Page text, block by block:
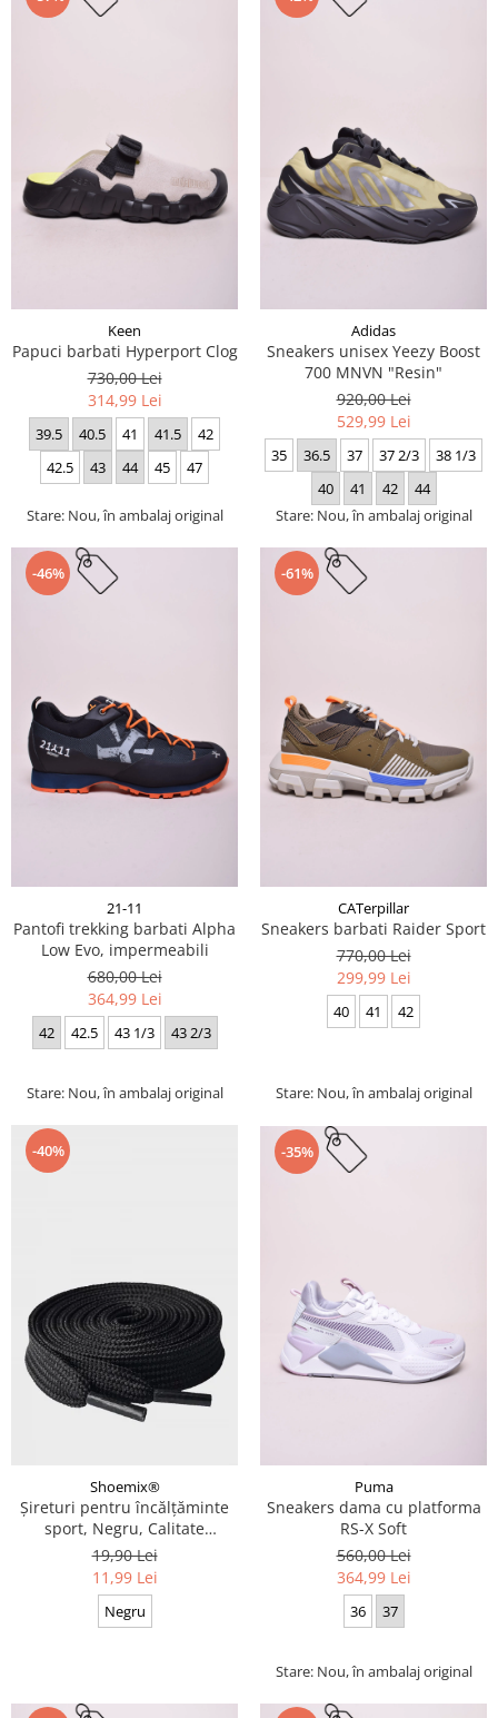
Keen
Papuci barbati Hyperport Clog
730,00 Lei
314,99 Lei
39.5 40.5 41 41.5
42
42.5
43 44 45 47
Stare: Nou, în ambalaj original
Adidas
Sneakers unisex Yeezy Boost
700 MNVN "Resin"
920,00 Lei
529,99 Lei
35 36.5 37 37 2/3
38 1/3
40
41 42
44
Stare: Nou, în ambalaj original
-46%
21-11
Pantofi trekking barbati Alpha
Low Evo, impermeabili
680,00 Lei
364,99 Lei
42 42.5 43 1/3 43 2/3
Stare: Nou, în ambalaj original
-61%
CATerpillar
Sneakers barbati Raider Sport
770,00 Lei
299,99 Lei
40 41 42
Stare: Nou, în ambalaj original
-40%
Shoemix®
Șireturi pentru încălțăminte
sport, Negru, Calitate
premium, 110 cm x 0.8 cm
19,90 Lei
11,99 Lei
Negru
-35%
Puma
Sneakers dama cu platforma
RS-X Soft
560,00 Lei
364,99 Lei
36 37
Stare: Nou, în ambalaj original